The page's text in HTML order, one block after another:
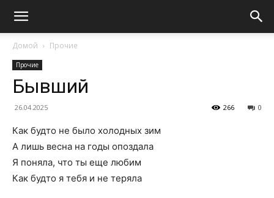
Домой Прочие
Прочие
Бывший
26.04.2025 0
266
Как будто не было холодных зим
А лишь весна на годы опоздала
Я поняла, что ты еще любим
Как будто я тебя и не теряла